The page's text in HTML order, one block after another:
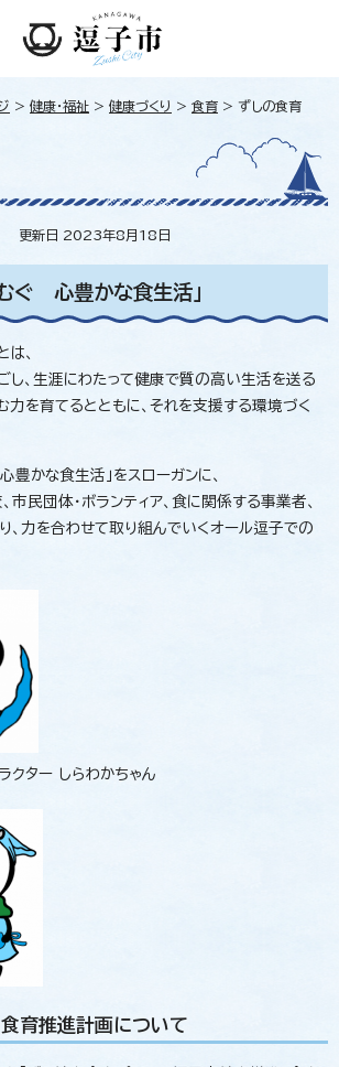
> 健康・福祉 > 健康づくり > 食育 > ずしの食育
更新日 2023年8月18日
ぐ 心豊かな食生活」
、
し、生涯にわたって健康で質の高い生活を送る
力を育てるとともに、それを支援する環境づく
かな食生活」をスローガンに、
市民団体・ボランティア、食に関係する事業者、
、力を合わせて取り組んでいくオール逗子での
クター しらわかちゃん
育推進計画について